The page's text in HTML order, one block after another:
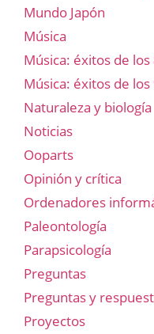
Mundo Japón
Música
Música: éxitos de los
Música: éxitos de los
Naturaleza y biología
Noticias
Ooparts
Opinión y crítica
Ordenadores
Paleontología
Parapsicología
Preguntas
Preguntas y
Proyectos